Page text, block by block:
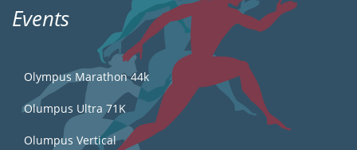
Events
Olympus Marathon 44k
Olumpus Ultra 71K
Olumpus Vertical